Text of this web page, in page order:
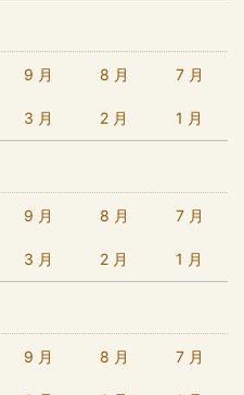
9 月 8 月 7 月
3 月 2 月 1 月
9 月 8 月 7 月
3 月 2 月 1 月
9 月 8 月 7 月